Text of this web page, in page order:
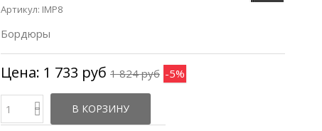
Артикул: IMP8
Бордюры
Цена: 1 733 руб 1 824 руб -5%
В КОРЗИНУ